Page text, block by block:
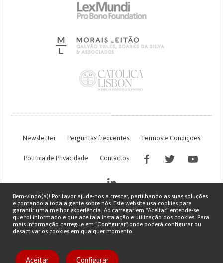
Newsletter Perguntas frequentes Termos e Condições
Política de Privacidade Contactos
Copyright © 2026 Patient Innovation.
Bem-vindo(a)! Por favor ajude-nos a crescer, partilhando as suas soluções
e contando a toda a gente sobre nós. Este website usa cookies para
garantir uma melhor experiência. Ao carregar em "Aceitar" entende-se
que foi informado e que aceita a instalação e utilização dos cookies. Para
mais informação carregue em "Configurar" onde poderá configurar ou
desactivar os cookies em qualquer momento.
Aceitar Configurar